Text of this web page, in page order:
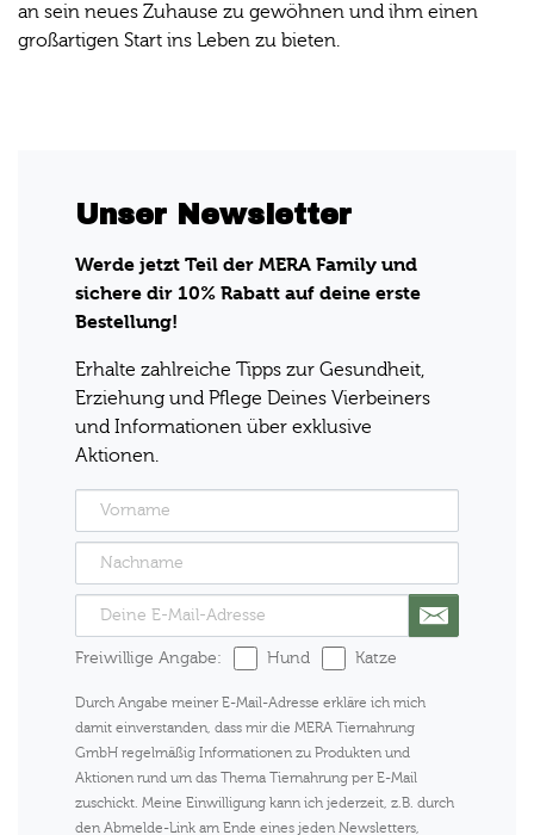
an sein neues Zuhause zu gewöhnen und ihm einen
großartigen Start ins Leben zu bieten.
Unser Newsletter
Werde jetzt Teil der MERA Family und
sichere dir 10% Rabatt auf deine erste
Bestellung!
Erhalte zahlreiche Tipps zur Gesundheit,
Erziehung und Pflege Deines Vierbeiners
und Informationen über exklusive
Aktionen.
Freiwillige Angabe: Hund Katze
Durch Angabe meiner E-Mail-Adresse erkläre ich mich
damit einverstanden, dass mir die MERA Tiernahrung
GmbH regelmäßig Informationen zu Produkten und
Aktionen rund um das Thema Tiernahrung per E-Mail
zuschickt. Meine Einwilligung kann ich jederzeit, z.B. durch
den Abmelde-Link am Ende eines jeden Newsletters,